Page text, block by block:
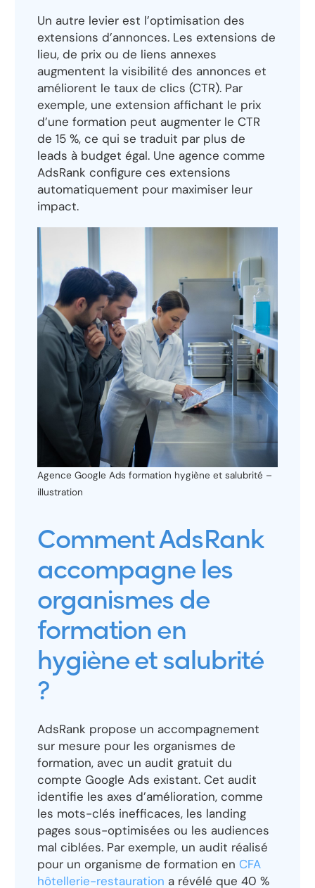
Un autre levier est l’optimisation des
extensions d’annonces. Les extensions de
lieu, de prix ou de liens annexes
augmentent la visibilité des annonces et
améliorent le taux de clics (CTR). Par
exemple, une extension affichant le prix
d’une formation peut augmenter le CTR
de 15 %, ce qui se traduit par plus de
leads à budget égal. Une agence comme
AdsRank configure ces extensions
automatiquement pour maximiser leur
impact.
Agence Google Ads formation hygiène et salubrité –
illustration
Comment AdsRank
accompagne les
organismes de
formation en
hygiène et salubrité
?
AdsRank propose un accompagnement
sur mesure pour les organismes de
formation, avec un audit gratuit du
compte Google Ads existant. Cet audit
identifie les axes d’amélioration, comme
les mots-clés inefficaces, les landing
pages sous-optimisées ou les audiences
mal ciblées. Par exemple, un audit réalisé
pour un organisme de formation enCFA
hôtellerie-restauration a révélé que 40 %